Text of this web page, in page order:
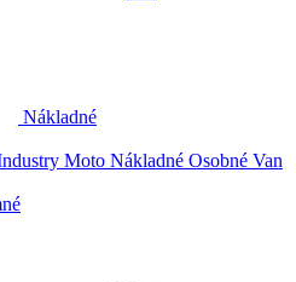
Nákladné
Moto Nákladné Osobné Van